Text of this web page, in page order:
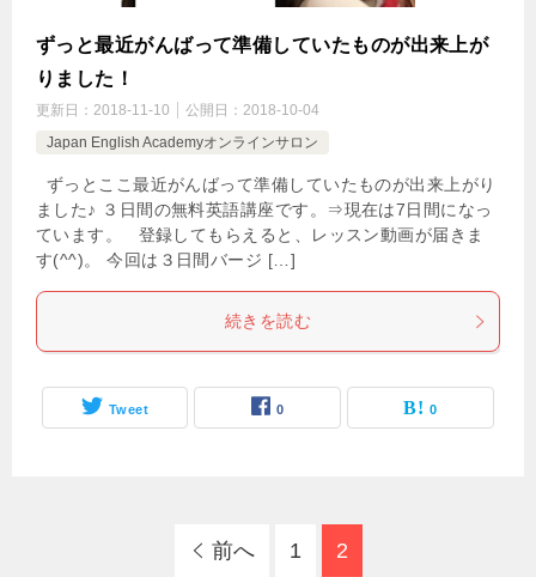
ずっと最近がんばって準備していたものが出来上が
りました！
更新日： 2018-11-10 公開日： 2018-10-04
Japan English Academyオンラインサロン
ずっとここ最近がんばって準備していたものが出来上がり
ました♪ ３日間の無料英語講座です。⇒現在は7日間になっ
ています。 登録してもらえると、レッスン動画が届きま
す(^^)。 今回は３日間バージ […]
続きを読む
Tweet 0 0
前へ 1 2